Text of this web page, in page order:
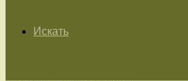
Искать